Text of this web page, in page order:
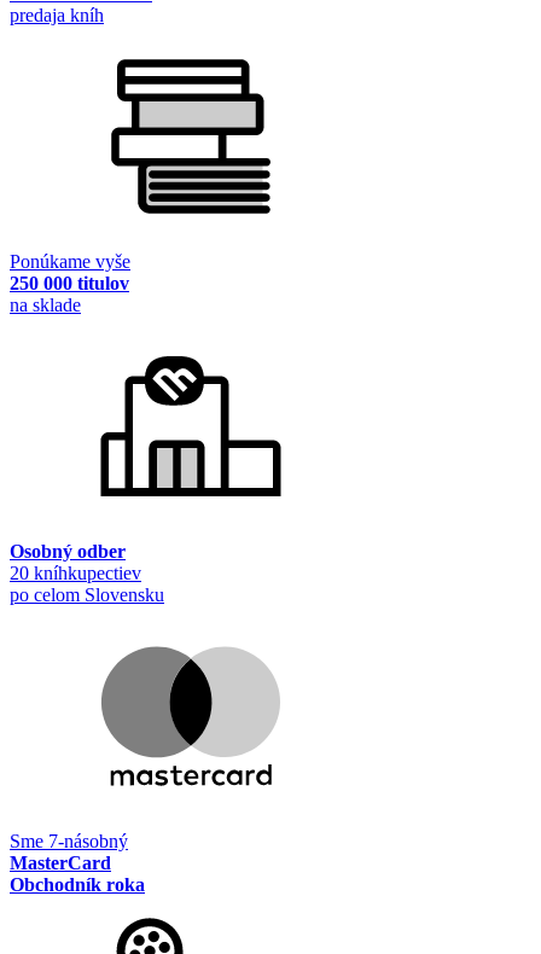
predaja kníh
Ponúkame vyše
250 000 titulov
na sklade
Osobný odber
20 kníhkupectiev
po celom Slovensku
Sme 7-násobný
MasterCard
Obchodník roka